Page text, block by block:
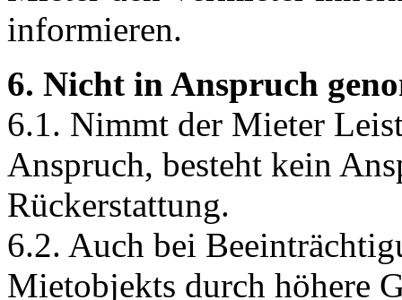
informieren.
6. Nicht in Anspruch
6.1. Nimmt der Mieter
Anspruch, besteht kein
Rückerstattung.
6.2. Auch bei
Mietobjekts durch höhere